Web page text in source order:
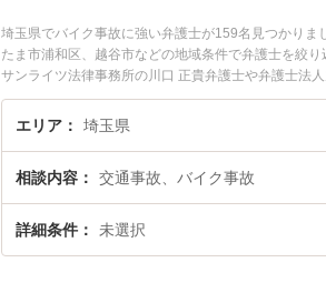
埼玉県でバイク事故に強い弁護士が159名見つかり
たま市浦和区、越谷市などの地域条件で弁護士を絞
サンライツ法律事務所の川口 正貴弁護士や弁護士法
用、強みなどが注目されています。『埼玉県で土日
士を検索したい』『初回相談無料でバイク事故を法
エリア 埼玉県
相談内容 交通事故、バイク事故
詳細条件 未選択